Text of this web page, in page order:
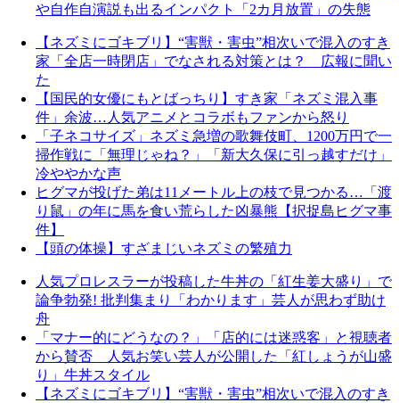
や自作自演説も出るインパクト「2カ月放置」の失態
【ネズミにゴキブリ】“害獣・害虫”相次いで混入のすき
家「全店一時閉店」でなされる対策とは？ 広報に聞い
た
【国民的女優にもとばっちり】すき家「ネズミ混入事
件」余波…人気アニメとコラボもファンから怒り
「子ネコサイズ」ネズミ急増の歌舞伎町、1200万円で一
掃作戦に「無理じゃね？」「新大久保に引っ越すだけ」
冷ややかな声
ヒグマが投げた弟は11メートル上の枝で見つかる…「渡
り鼠」の年に馬を食い荒らした凶暴熊【択捉島ヒグマ事
件】
【頭の体操】すざまじいネズミの繁殖力
人気プロレスラーが投稿した牛丼の「紅生姜大盛り」で
論争勃発! 批判集まり「わかります」芸人が思わず助け
舟
「マナー的にどうなの？」「店的には迷惑客」と視聴者
から賛否 人気お笑い芸人が公開した「紅しょうが山盛
り」牛丼スタイル
【ネズミにゴキブリ】“害獣・害虫”相次いで混入のすき